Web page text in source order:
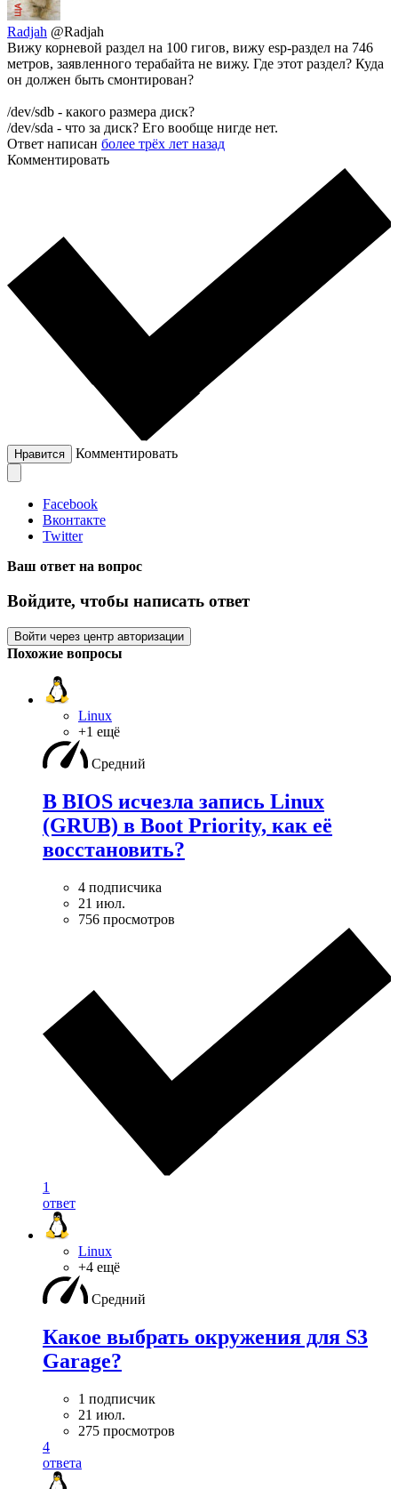
Radjah @Radjah
Вижу корневой раздел на 100 гигов, вижу esp-раздел на 746
метров, заявленного терабайта не вижу. Где этот раздел? Куда
он должен быть смонтирован?
/dev/sdb - какого размера диск?
/dev/sda - что за диск? Его вообще нигде нет.
Ответ написан более трёх лет назад
Комментировать
Нравится Комментировать
Facebook
Вконтакте
Twitter
Ваш ответ на вопрос
Войдите, чтобы написать ответ
Войти через центр авторизации
Похожие вопросы
Linux
+1 ещё
Средний
В BIOS исчезла запись Linux
(GRUB) в Boot Priority, как её
восстановить?
4 подписчика
21 июл.
756 просмотров
1
ответ
Linux
+4 ещё
Средний
Какое выбрать окружения для S3
Garage?
1 подписчик
21 июл.
275 просмотров
4
ответа